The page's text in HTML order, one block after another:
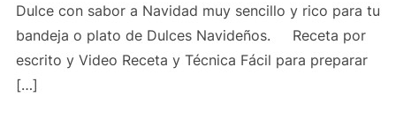
Dulce con sabor a Navidad muy sencillo y rico para tu
bandeja o plato de Dulces Navideños. Receta por
escrito y Video Receta y Técnica Fácil para preparar
[…]